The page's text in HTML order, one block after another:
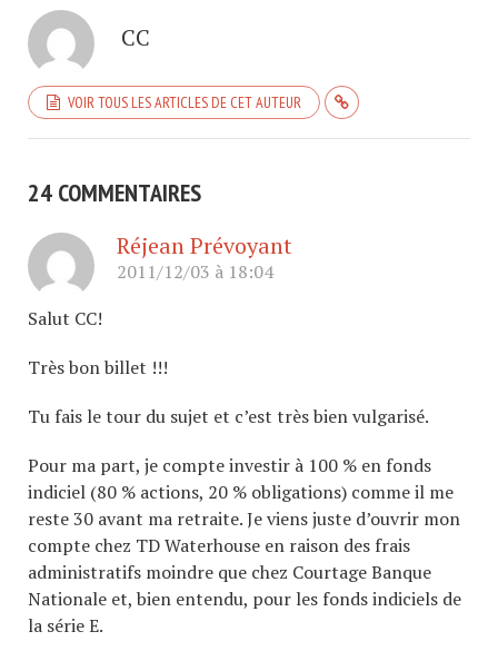
CC
VOIR TOUS LES ARTICLES DE CET AUTEUR
24 COMMENTAIRES
Réjean Prévoyant
2011/12/03 à 18:04
Salut CC!
Très bon billet !!!
Tu fais le tour du sujet et c’est très bien vulgarisé.
Pour ma part, je compte investir à 100 % en fonds
indiciel (80 % actions, 20 % obligations) comme il me
reste 30 avant ma retraite. Je viens juste d’ouvrir mon
compte chez TD Waterhouse en raison des frais
administratifs moindre que chez Courtage Banque
Nationale et, bien entendu, pour les fonds indiciels de
la série E.